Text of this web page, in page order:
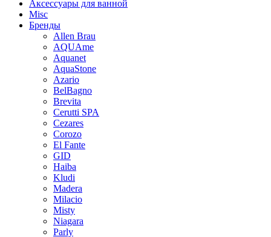
Аксессуары для ванной
Misc
Бренды
Allen Brau
AQUAme
Aquanet
AquaStone
Azario
BelBagno
Brevita
Cerutti SPA
Cezares
Corozo
El Fante
GID
Haiba
Kludi
Madera
Milacio
Misty
Niagara
Parly